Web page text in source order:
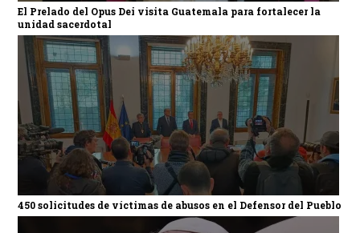
El Prelado del Opus Dei visita Guatemala para fortalecer la
unidad sacerdotal
450 solicitudes de víctimas de abusos en el Defensor del Pueblo